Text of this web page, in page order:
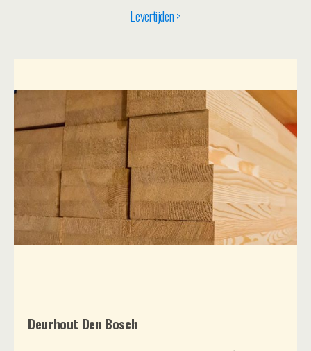
Levertijden >
Deurhout Den Bosch